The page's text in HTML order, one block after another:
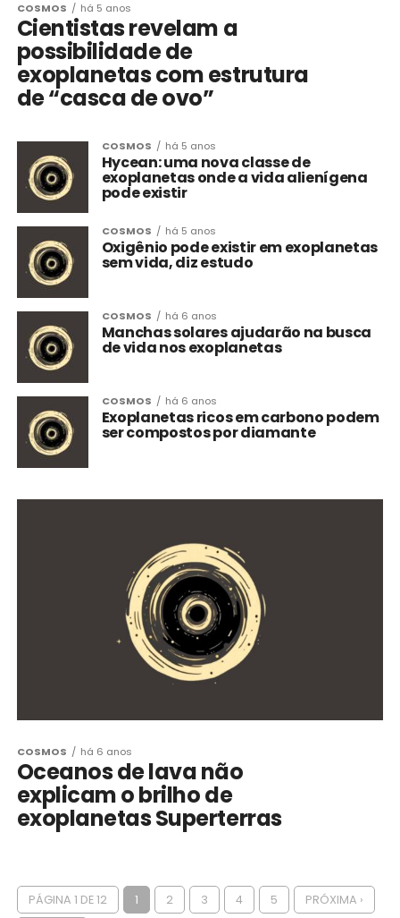
COSMOS há 5 anos
Cientistas revelam a
possibilidade de
exoplanetas com estrutura
de “casca de ovo”
COSMOS há 5 anos
Hycean: uma nova classe de
exoplanetas onde a vida alienígena
pode existir
COSMOS há 5 anos
Oxigênio pode existir em exoplanetas
sem vida, diz estudo
COSMOS há 6 anos
Manchas solares ajudarão na busca
de vida nos exoplanetas
COSMOS há 6 anos
Exoplanetas ricos em carbono podem
ser compostos por diamante
COSMOS há 6 anos
Oceanos de lava não
explicam o brilho de
exoplanetas Superterras
PÁGINA 1 DE 12 1 2 3 4 5 PRÓXIMA ›